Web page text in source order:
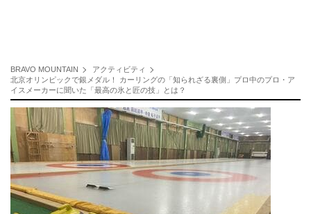
BRAVO MOUNTAIN
アクティビティ
北京オリンピックで銀メダル！ カーリングの「知られざる裏側」プロ中のプロ・ア
イスメーカーに聞いた「最高の氷と匠の技」とは？